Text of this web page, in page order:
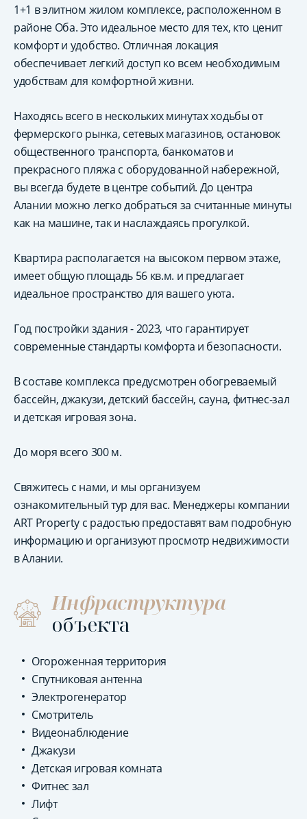
1+1 в элитном жилом комплексе, расположенном в
районе Оба. Это идеальное место для тех, кто ценит
комфорт и удобство. Отличная локация
обеспечивает легкий доступ ко всем необходимым
удобствам для комфортной жизни.
Находясь всего в нескольких минутах ходьбы от
фермерского рынка, сетевых магазинов, остановок
общественного транспорта, банкоматов и
прекрасного пляжа с оборудованной набережной,
вы всегда будете в центре событий. До центра
Алании можно легко добраться за считанные минуты
как на машине, так и наслаждаясь прогулкой.
Квартира располагается на высоком первом этаже,
имеет общую площадь 56 кв.м. и предлагает
идеальное пространство для вашего уюта.
Год постройки здания - 2023, что гарантирует
современные стандарты комфорта и безопасности.
В составе комплекса предусмотрен обогреваемый
бассейн, джакузи, детский бассейн, сауна, фитнес-зал
и детская игровая зона.
До моря всего 300 м.
Свяжитесь с нами, и мы организуем
ознакомительный тур для вас. Менеджеры компании
ART Property с радостью предоставят вам подробную
информацию и организуют просмотр недвижимости
в Алании.
Инфраструктура
объекта
Огороженная территория
Спутниковая антенна
Электрогенератор
Смотритель
Видеонаблюдение
Джакузи
Детская игровая комната
Фитнес зал
Лифт